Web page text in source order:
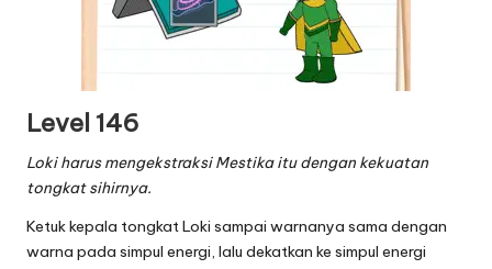
Level 146
Loki harus mengekstraksi Mestika itu dengan kekuatan
tongkat sihirnya.
Ketuk kepala tongkat Loki sampai warnanya sama dengan
warna pada simpul energi, lalu dekatkan ke simpul energi